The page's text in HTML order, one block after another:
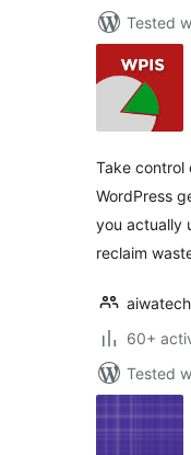
Tested
Take control
WordPress
you actually
reclaim
aiwatech
60+
Tested